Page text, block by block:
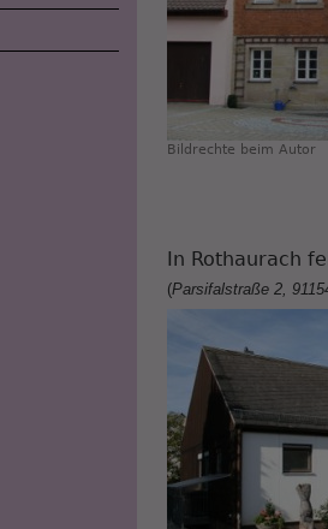
Bildrechte beim Autor
In Rothaurach
(Parsifalstraße 2,